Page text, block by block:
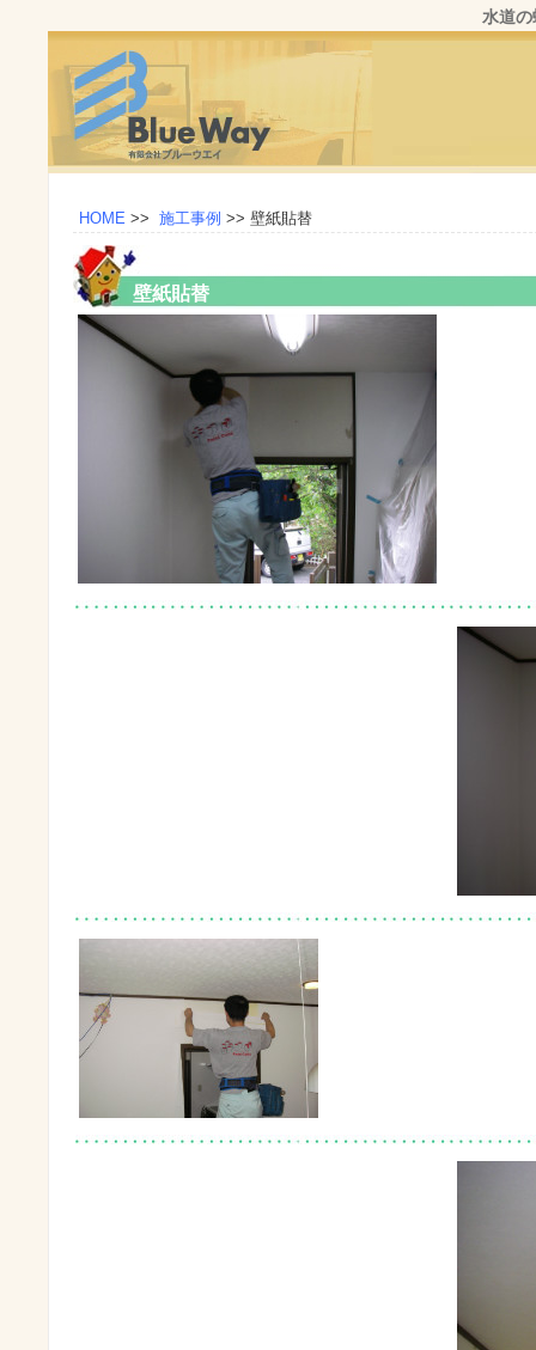
水道
HOME >> 施工事例 >> 壁紙貼替
壁紙貼替